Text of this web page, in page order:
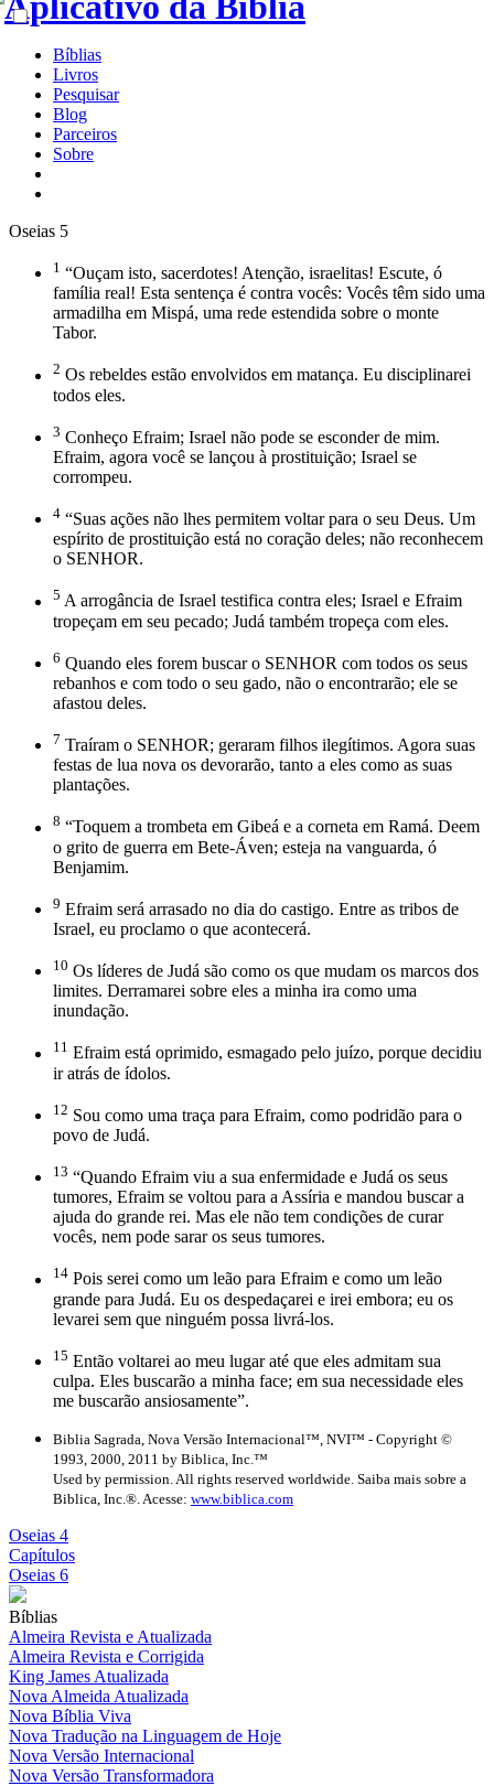
Bíblias
Livros
Pesquisar
Blog
Parceiros
Sobre
Oseias 5
1 “Ouçam isto, sacerdotes! Atenção, israelitas! Escute, ó
família real! Esta sentença é contra vocês: Vocês têm sido uma
armadilha em Mispá, uma rede estendida sobre o monte
Tabor.
2 Os rebeldes estão envolvidos em matança. Eu disciplinarei
todos eles.
3 Conheço Efraim; Israel não pode se esconder de mim.
Efraim, agora você se lançou à prostituição; Israel se
corrompeu.
4 “Suas ações não lhes permitem voltar para o seu Deus. Um
espírito de prostituição está no coração deles; não reconhecem
o SENHOR.
5 A arrogância de Israel testifica contra eles; Israel e Efraim
tropeçam em seu pecado; Judá também tropeça com eles.
6 Quando eles forem buscar o SENHOR com todos os seus
rebanhos e com todo o seu gado, não o encontrarão; ele se
afastou deles.
7 Traíram o SENHOR; geraram filhos ilegítimos. Agora suas
festas de lua nova os devorarão, tanto a eles como as suas
plantações.
8 “Toquem a trombeta em Gibeá e a corneta em Ramá. Deem
o grito de guerra em Bete-Áven; esteja na vanguarda, ó
Benjamim.
9 Efraim será arrasado no dia do castigo. Entre as tribos de
Israel, eu proclamo o que acontecerá.
10 Os líderes de Judá são como os que mudam os marcos dos
limites. Derramarei sobre eles a minha ira como uma
inundação.
11 Efraim está oprimido, esmagado pelo juízo, porque decidiu
ir atrás de ídolos.
12 Sou como uma traça para Efraim, como podridão para o
povo de Judá.
13 “Quando Efraim viu a sua enfermidade e Judá os seus
tumores, Efraim se voltou para a Assíria e mandou buscar a
ajuda do grande rei. Mas ele não tem condições de curar
vocês, nem pode sarar os seus tumores.
14 Pois serei como um leão para Efraim e como um leão
grande para Judá. Eu os despedaçarei e irei embora; eu os
levarei sem que ninguém possa livrá-los.
15 Então voltarei ao meu lugar até que eles admitam sua
culpa. Eles buscarão a minha face; em sua necessidade eles
me buscarão ansiosamente”.
Biblia Sagrada, Nova Versão Internacional™, NVI™ - Copyright ©
1993, 2000, 2011 by Biblica, Inc.™
Used by permission. All rights reserved worldwide. Saiba mais sobre a
Biblica, Inc.®. Acesse: www.biblica.com
Oseias 4
Capítulos
Oseias 6
Bíblias
Almeira Revista e Atualizada
Almeira Revista e Corrigida
King James Atualizada
Nova Almeida Atualizada
Nova Bíblia Viva
Nova Tradução na Linguagem de Hoje
Nova Versão Internacional
Nova Versão Transformadora